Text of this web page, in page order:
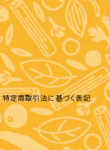
特定商取引法に基づく表記